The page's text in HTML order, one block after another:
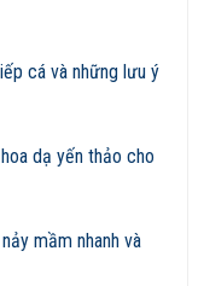
cá và những lưu ý
dạ yến thảo cho
mầm nhanh và